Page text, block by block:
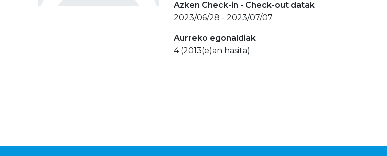
Azken Check-in - Check-out datak
2023/06/28 - 2023/07/07
Aurreko egonaldiak
4 (2013(e)an hasita)